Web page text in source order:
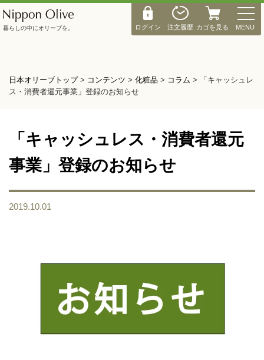
ログイン 注文履歴 カゴを見る
M
E
N
MENU
暮らしの中にオリーブを。
日本オリーブトップ> コンテンツ > 化粧品 > コラム >
「キャッシュレ
ス・消費者還元事業」登録のお知らせ
「キャッシュレス・消費者還元
事業」登録のお知らせ
2019.10.01